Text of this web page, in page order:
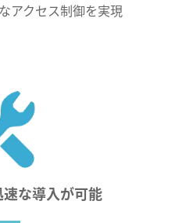
アクセス制御を実現
速な導入が可能